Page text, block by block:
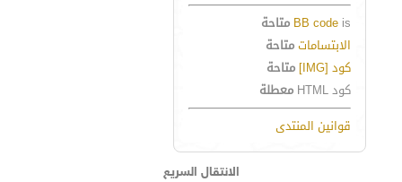
BB code is
متاحة
الابتساماتمتاحة
كود [IMG]
متاحة
كود HTML
معطلة
قوانين المنتدى
الانتقال السريع